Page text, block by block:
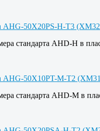
стандарта AHD-H в
стандарта AHD-M в